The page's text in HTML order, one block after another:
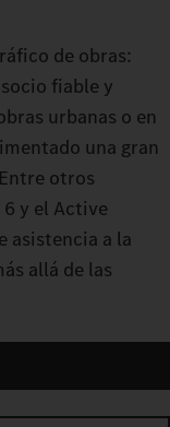
de obras:
fiable y
urbanas o en
una gran
otros
y el Active
asistencia a la
allá de las